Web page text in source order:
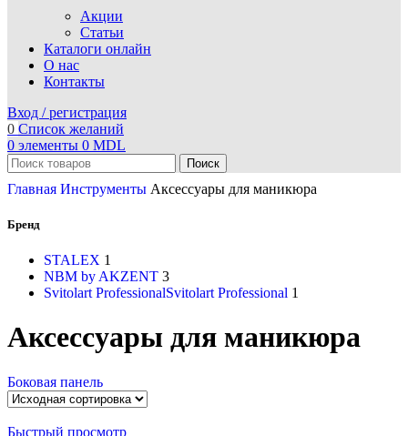
Акции
Статьи
Каталоги онлайн
О нас
Контакты
Вход / регистрация
0 Список желаний
0 элементы 0 MDL
Поиск
Главная Инструменты Аксессуары для маникюра
Бренд
STALEX 1
NBM by AKZENT 3
Svitolart ProfessionalSvitolart Professional 1
Аксессуары для маникюра
Боковая панель
Быстрый просмотр